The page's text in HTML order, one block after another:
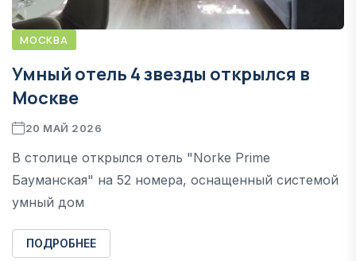
МОСКВА
Умный отель 4 звезды открылся в
Москве
20 МАЙ 2026
В столице открылся отель "Norke Prime
Бауманская" на 52 номера, оснащенный системой
умный дом
ПОДРОБНЕЕ